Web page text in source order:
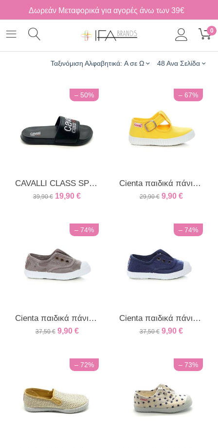
Δωρεάν Μεταφορικά για αγορές άνω των 39€
0
Ταξινόμιση Αλφαβητικά: A σε Ω 48 Ανα Σελίδα
– 50%
CAVALLI CLASS SPORT γυναικεία παντόφλα μαύρη
39,90 € 19,90 €
– 67%
Cienta παιδικά πάνινα κίτρινο
29,90 € 9,90 €
– 74%
Cienta παιδικά πάνινα sneakers για αγόρια και κορίτσια γκρι
37,50 € 9,90 €
– 74%
Cienta παιδικά πάνινα sneakers για αγόρια και κορίτσια μπλε azul
37,50 € 9,90 €
– 72% – 73%